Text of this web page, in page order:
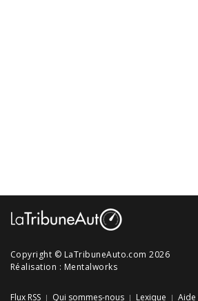
Copyright © LaTribuneAuto.com 2026
Réalisation : Mentalworks
Flux RSS Qui sommes-nous Lexique Aide